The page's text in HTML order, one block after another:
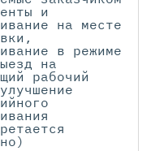
и
на месте
в режиме
на
рабочий